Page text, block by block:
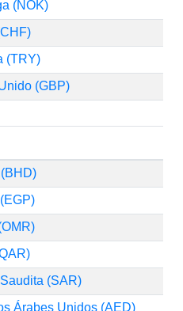
(NOK)
(TRY)
(GBP)
(SAR)
Árabes Unidos (AED)